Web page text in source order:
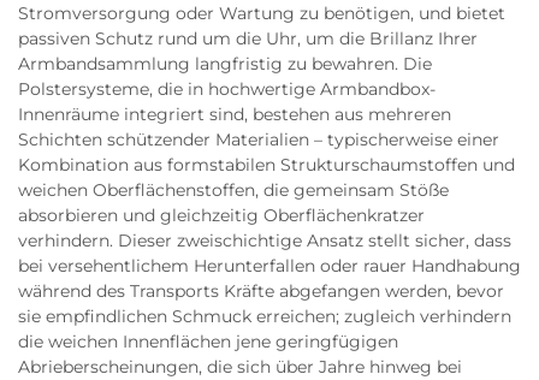
Stromversorgung oder Wartung zu benötigen, und bietet
passiven Schutz rund um die Uhr, um die Brillanz Ihrer
Armbandsammlung langfristig zu bewahren. Die
Polstersysteme, die in hochwertige Armbandbox-
Innenräume integriert sind, bestehen aus mehreren
Schichten schützender Materialien – typischerweise einer
Kombination aus formstabilen Strukturschaumstoffen und
weichen Oberflächenstoffen, die gemeinsam Stöße
absorbieren und gleichzeitig Oberflächenkratzer
verhindern. Dieser zweischichtige Ansatz stellt sicher, dass
bei versehentlichem Herunterfallen oder rauer Handhabung
während des Transports Kräfte abgefangen werden, bevor
sie empfindlichen Schmuck erreichen; zugleich verhindern
die weichen Innenflächen jene geringfügigen
Abrieberscheinungen, die sich über Jahre hinweg bei